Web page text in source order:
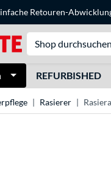
Retouren-
REFURBISHED
Rasierer